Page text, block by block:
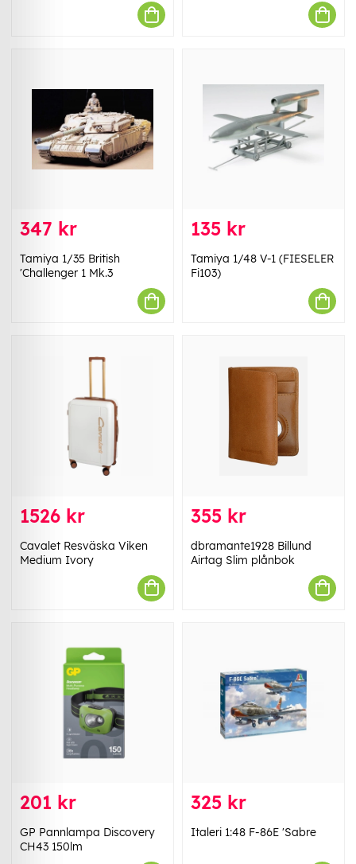
347 kr
Tamiya 1/35 British
'Challenger 1 Mk.3
135 kr
Tamiya 1/48 V-1 (FIESELER
Fi103)
1526 kr
Cavalet Resväska Viken
Medium Ivory
355 kr
dbramante1928 Billund
Airtag Slim plånbok
201 kr
GP Pannlampa Discovery
CH43 150lm
325 kr
Italeri 1:48 F-86E 'Sabre